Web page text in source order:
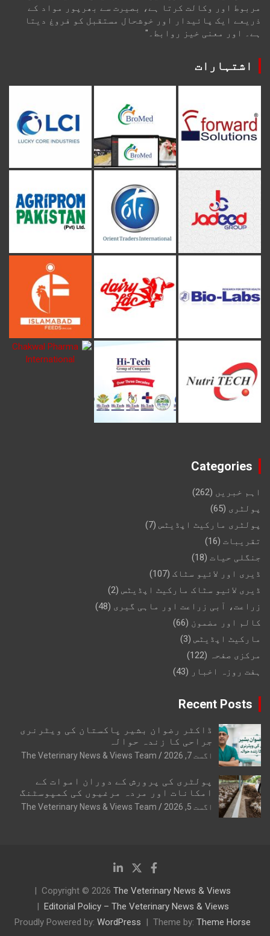
مربوط اور وکالت کرتا ہے، بصیرت سے بھرپور مواد کے
ذریعے ایک پائیدار اور خوشحال مستقبل کو فروغ دیتا
ہے۔ اور معنی خیز روابط۔"
اشتہارات
Categories
اہم خبریں (262)
پولٹری (65)
پولٹری مارکیٹ اپڈیٹس (7)
تقریبات (16)
جنگلی حیات (18)
ڈیری اور لائیو سٹاک (107)
ڈیری لائیو سٹاک مارکیٹ اپڈیٹس (2)
زراعت، آبی زراعت اور ماہی گیری (48)
کالم اور مضمون (66)
مارکیٹ اپڈیٹس (3)
مرکزی صفحہ (122)
ہفت روزہ اخبار (43)
Recent Posts
ڈاکٹر رضوان بشیر پاکستان کی ویٹرنری
جراحی کا زندہ حوالہ
اگست 7, 2026 The Veterinary News & Views Team
پولٹری کی پرورش کے دوران اموات کے
امکانات اور مردہ مرغیوں کی کمپوسٹنگ
اگست 5, 2026 The Veterinary News & Views Team
Copyright © 2026 The Veterinary News & Views
Editorial Policy – The Veterinary News & Views
Theme by: Theme Horse
Proudly Powered by: WordPress